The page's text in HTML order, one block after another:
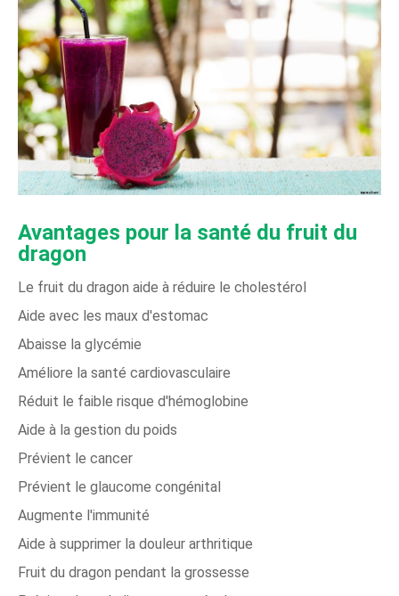
Avantages pour la santé du fruit du
dragon
Le fruit du dragon aide à réduire le cholestérol
Aide avec les maux d'estomac
Abaisse la glycémie
Améliore la santé cardiovasculaire
Réduit le faible risque d'hémoglobine
Aide à la gestion du poids
Prévient le cancer
Prévient le glaucome congénital
Augmente l'immunité
Aide à supprimer la douleur arthritique
Fruit du dragon pendant la grossesse